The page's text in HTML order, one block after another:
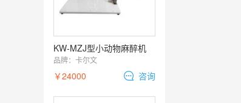
KW-MZJ型小动物麻醉机
品牌： 卡尔文
￥24000 咨询